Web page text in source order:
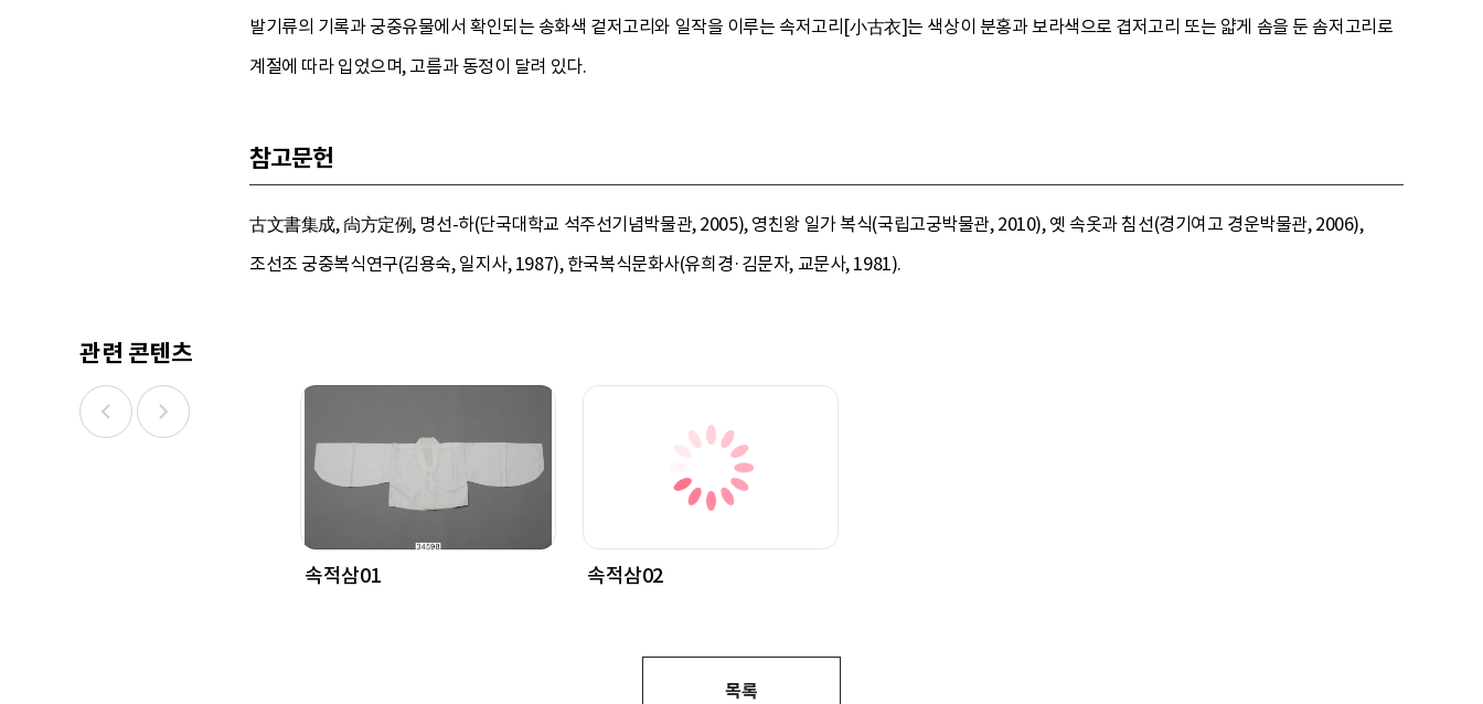
발기류의 기록과 궁중유물에서 확인되는 송화색 겉저고리와 일작을 이루는 속저고리[小古衣]는 색상이 분홍과 보라색으로 겹저고리 또는 얇게 솜을 둔 솜저고리로
계절에 따라 입었으며, 고름과 동정이 달려 있다.
참고문헌
古文書集成, 尙方定例, 명선-하(단국대학교 석주선기념박물관, 2005), 영친왕 일가 복식(국립고궁박물관, 2010), 옛 속옷과 침선(경기여고 경운박물관, 2006),
조선조 궁중복식연구(김용숙, 일지사, 1987), 한국복식문화사(유희경·김문자, 교문사, 1981).
관련 콘텐츠
속적삼01 속적삼02
목록